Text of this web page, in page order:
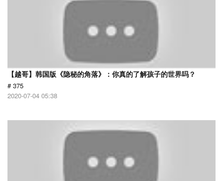
【越哥】韩国版《隐秘的角落》：你真的了解孩子的世界吗？
# 375
2020-07-04 05:38